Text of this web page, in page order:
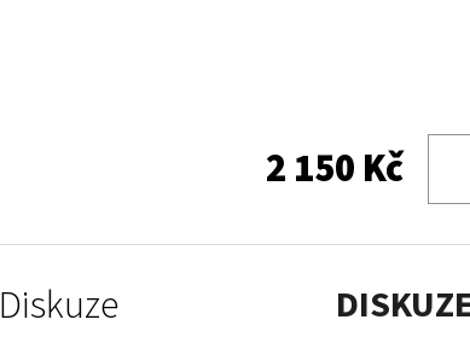
2 150 Kč
Diskuze